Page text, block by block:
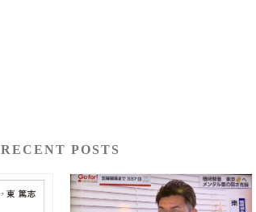
RECENT POSTS